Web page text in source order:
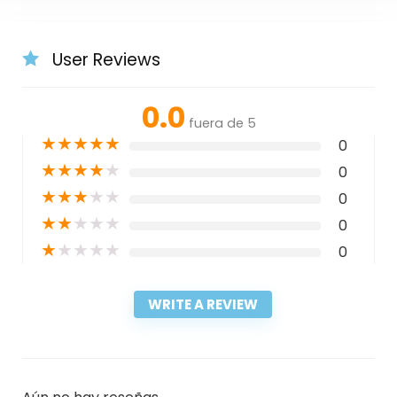
User Reviews
0.0 fuera de 5
★★★★★ 0
★★★★★ 0
★★★★★ 0
★★★★★ 0
★★★★★ 0
WRITE A REVIEW